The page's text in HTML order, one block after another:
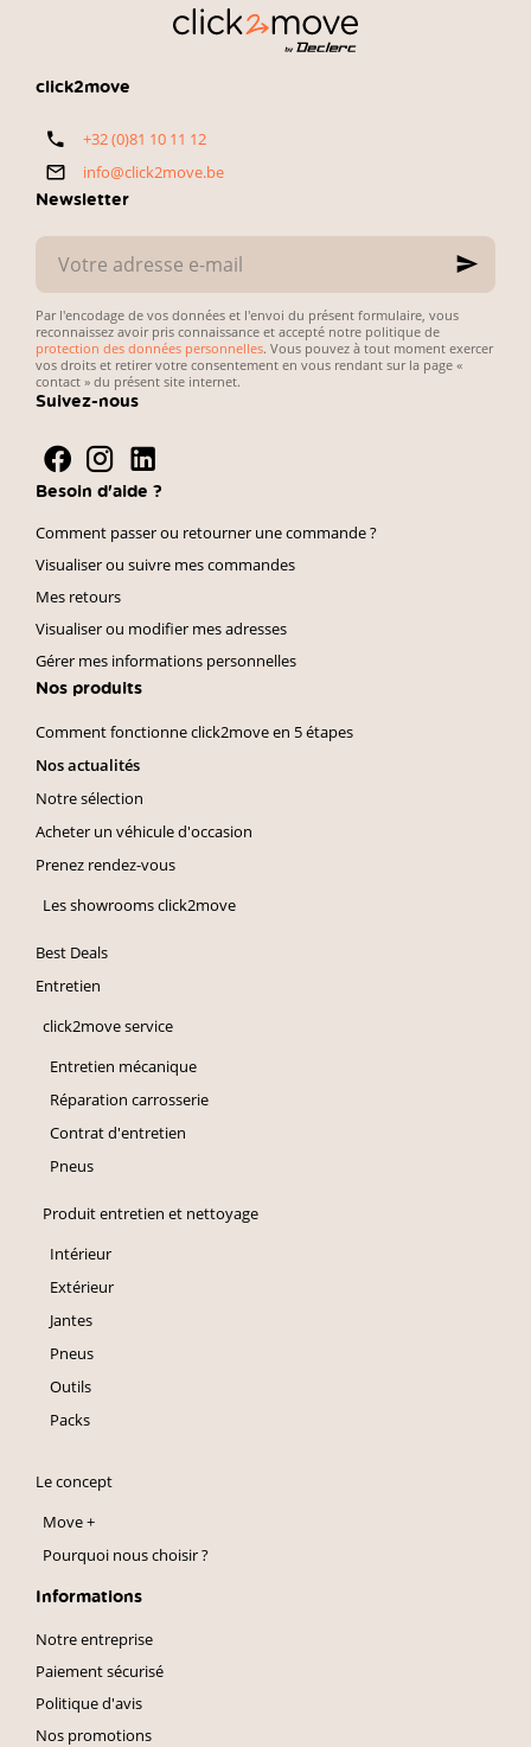
ce que
recherchent
directe et
budget,
simplicité des
démarches
administratives.
Newsletter
Votre
adresse
e-
mail
Par l'encodage de vos données et l'envoi du présent formulaire, vous
reconnaissez avoir pris connaissance et accepté notre politique de
protection des données personnelles. Vous pouvez à tout moment exercer
vos droits et retirer votre consentement en vous rendant sur la page «
contact » du présent site internet.
click2move
+32 (0)81 10 11 12
info@click2move.be
Suivez-nous
Besoin d'aide ?
Comment passer ou retourner une commande ?
Visualiser ou suivre mes commandes
Mes retours
Visualiser ou modifier mes adresses
Gérer mes informations personnelles
Nos produits
Comment fonctionne click2move en 5 étapes
Nos actualités
Notre sélection
Acheter un véhicule d'occasion
Prenez rendez-vous
Les showrooms click2move
Best Deals
Entretien
click2move service
Entretien mécanique
Réparation carrosserie
Contrat d'entretien
Pneus
Produit entretien et nettoyage
Intérieur
Extérieur
Jantes
Pneus
Outils
Packs
Le concept
Move +
Pourquoi nous choisir ?
Informations
Notre entreprise
Paiement sécurisé
Politique d'avis
Nos promotions